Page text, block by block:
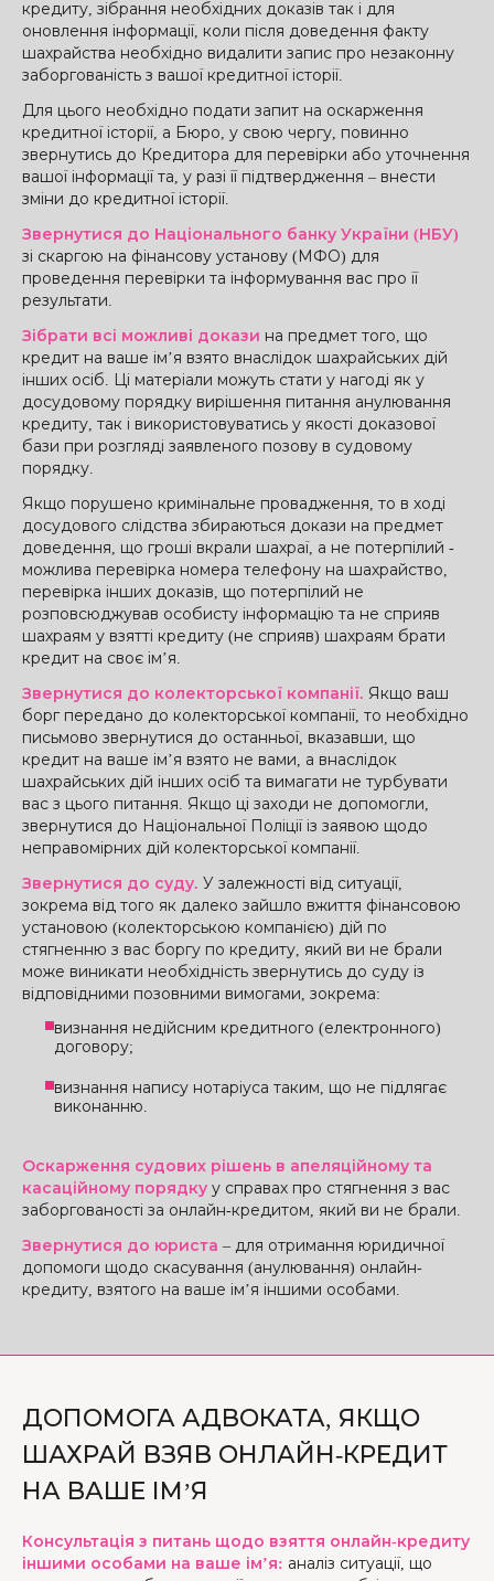
кредиту, зібрання необхідних доказів так і для
оновлення інформації, коли після доведення факту
шахрайства необхідно видалити запис про незаконну
заборгованість з вашої кредитної історії.
Для цього необхідно подати запит на оскарження
кредитної історії, а Бюро, у свою чергу, повинно
звернутись до Кредитора для перевірки або уточнення
вашої інформації та, у разі її підтвердження – внести
зміни до кредитної історії.
Звернутися до Національного банку України (НБУ)
зі скаргою на фінансову установу (МФО) для
проведення перевірки та інформування вас про її
результати.
Зібрати всі можливі докази на предмет того, що
кредит на ваше ім’я взято внаслідок шахрайських дій
інших осіб. Ці матеріали можуть стати у нагоді як у
досудовому порядку вирішення питання анулювання
кредиту, так і використовуватись у якості доказової
бази при розгляді заявленого позову в судовому
порядку.
Якщо порушено кримінальне провадження, то в ході
досудового слідства збираються докази на предмет
доведення, що гроші вкрали шахраї, а не потерпілий -
можлива перевірка номера телефону на шахрайство,
перевірка інших доказів, що потерпілий не
розповсюджував особисту інформацію та не сприяв
шахраям у взятті кредиту (не сприяв) шахраям брати
кредит на своє ім’я.
Звернутися до колекторської компанії. Якщо ваш
борг передано до колекторської компанії, то необхідно
письмово звернутися до останньої, вказавши, що
кредит на ваше ім’я взято не вами, а внаслідок
шахрайських дій інших осіб та вимагати не турбувати
вас з цього питання. Якщо ці заходи не допомогли,
звернутися до Національної Поліції із заявою щодо
неправомірних дій колекторської компанії.
Звернутися до суду. У залежності від ситуації,
зокрема від того як далеко зайшло вжиття фінансовою
установою (колекторською компанією) дій по
стягненню з вас боргу по кредиту, який ви не брали
може виникати необхідність звернутись до суду із
відповідними позовними вимогами, зокрема:
визнання недійсним кредитного (електронного)
договору;
визнання напису нотаріуса таким, що не підлягає
виконанню.
Оскарження судових рішень в апеляційному та
касаційному порядку у справах про стягнення з вас
заборгованості за онлайн-кредитом, який ви не брали.
Звернутися до юриста – для отримання юридичної
допомоги щодо скасування (анулювання) онлайн-
кредиту, взятого на ваше ім’я іншими особами.
ДОПОМОГА АДВОКАТА, ЯКЩО
ШАХРАЙ ВЗЯВ ОНЛАЙН-КРЕДИТ
НА ВАШЕ ІМ’Я
Консультація з питань щодо взяття онлайн-кредиту
іншими особами на ваше ім’я: аналіз ситуації, що